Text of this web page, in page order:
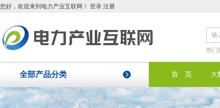
您好 ，欢迎来到电力产业互联网！ 登录 注册
热门
全部产品分类 首 页 大